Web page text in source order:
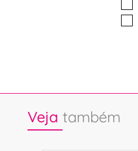
Veja também